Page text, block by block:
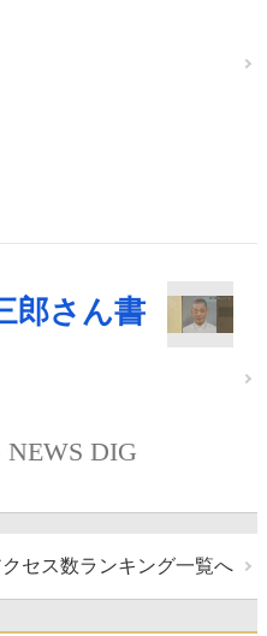
郎さん書
NEWS DIG
クセス数ランキング一覧へ